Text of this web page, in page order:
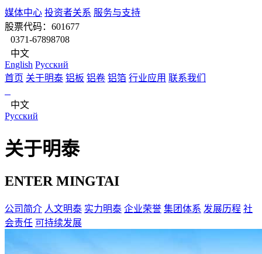
媒体中心 投资者关系 服务与支持
股票代码：601677
0371-67898708
中文
English Pусский
首页 关于明泰 铝板 铝卷 铝箔 行业应用 联系我们
中文
Pусский
关于明泰
ENTER MINGTAI
公司简介 人文明泰 实力明泰 企业荣誉 集团体系 发展历程 社
会责任 可持续发展